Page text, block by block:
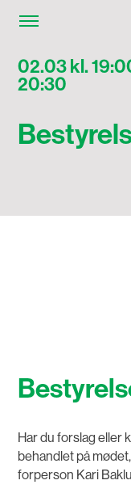
02.03 kl.
20:30
Har du forslag eller
behandlet på
forperson Kari